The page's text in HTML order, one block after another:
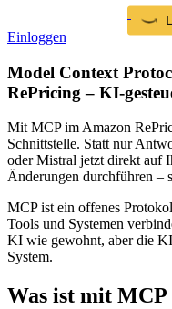
Einloggen
Model Context
RePricing – KI-
Mit MCP im Amazon
Schnittstelle. Statt nur
oder Mistral jetzt direkt auf
Änderungen durchführen –
MCP ist ein offenes
Tools und Systemen
KI wie gewohnt, aber die
System.
Was ist mit